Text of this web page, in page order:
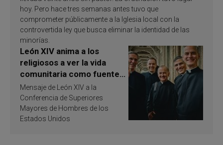
hoy. Pero hace tres semanas antes tuvo que
comprometer públicamente a la Iglesia local con la
controvertida ley que busca eliminar la identidad de las
minorías.
León XIV anima a los
religiosos a ver la vida
comunitaria como fuente
de inspiración y
santificación
Mensaje de León XIV a la
Conferencia de Superiores
Mayores de Hombres de los
Estados Unidos